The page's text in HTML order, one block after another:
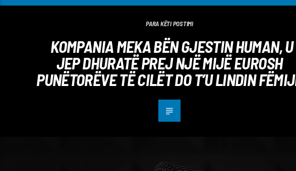
PARA KËTI POSTIMI
KOMPANIA MEKA BËN GJESTIN HUMAN, U
JEP DHURATË PREJ NJË MIJË EUROSH
PUNËTORËVE TË CILËT DO T’U LINDIN